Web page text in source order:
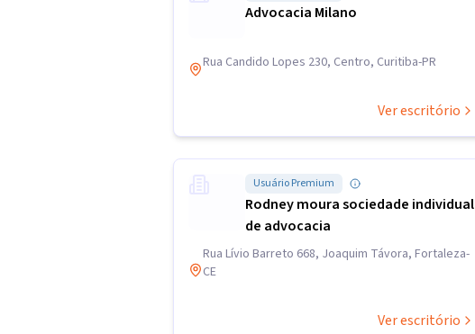
Advocacia Milano
Rua Candido Lopes 230, Centro, Curitiba-PR
Ver escritório
Usuário Premium
Rodney moura sociedade individual
de advocacia
Rua Lívio Barreto 668, Joaquim Távora, Fortaleza-
CE
Ver escritório